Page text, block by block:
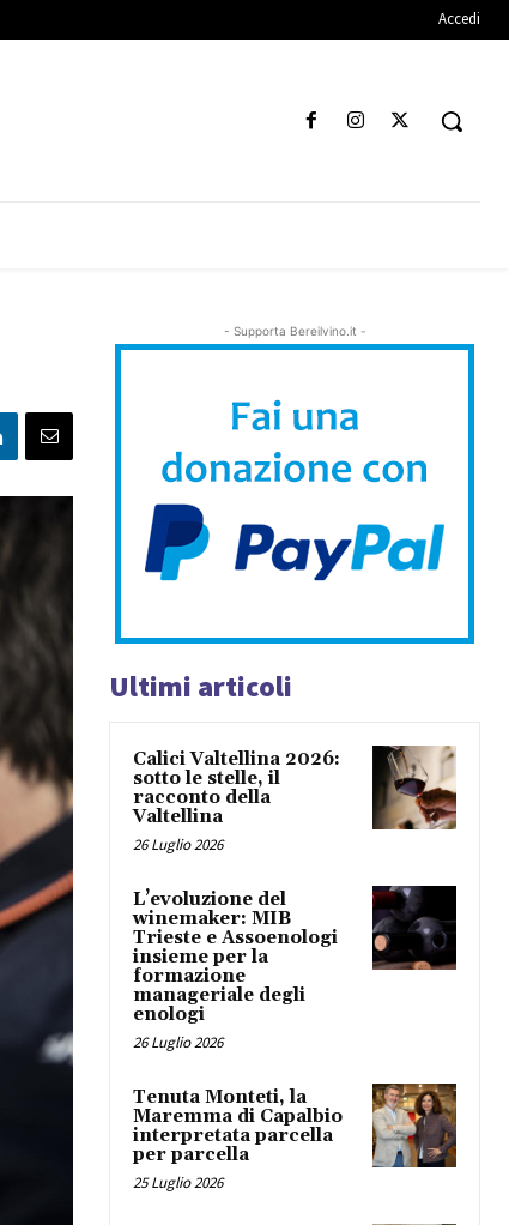
Accedi
- Supporta Bereilvino.it -
Ultimi articoli
Calici Valtellina 2026:
sotto le stelle, il
racconto della
Valtellina
26 Luglio 2026
L’evoluzione del
winemaker: MIB
Trieste e Assoenologi
insieme per la
formazione
manageriale degli
enologi
26 Luglio 2026
Tenuta Monteti, la
Maremma di Capalbio
interpretata parcella
per parcella
25 Luglio 2026